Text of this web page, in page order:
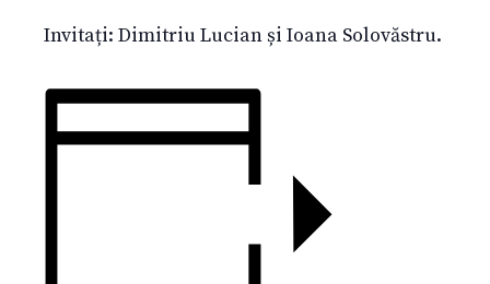
Invitați: Dimitriu Lucian și Ioana Solovăstru.